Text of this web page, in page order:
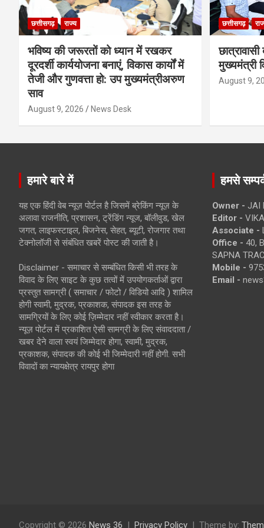
छत्तीसगढ़ राज्य
भविष्य की जरूरतों को ध्यान में रखकर
दूरदर्शी कार्ययोजना बनाएं, विकास कार्यों में
तेजी और गुणवत्ता हो: उप मुख्यमंत्रीअरुण
साव
August 9, 2026 News Desk
छत्तीसगढ़
मुख्यमंत्री
August 9,
हमारे बारे में
यह एक हिंदी वेब न्यूज़ पोर्टल है जिसमें ब्रेकिंग न्यूज़ के
अलावा राजनीति, प्रशासन, ट्रेंडिंग न्यूज, बॉलीवुड, खेल
जगत, लाइफस्टाइल, बिजनेस, सेहत, ब्यूटी, रोजगार तथा
टेक्नोलॉजी से संबंधित खबरें पोस्ट की जाती है।
Disclaimer - समाचार से सम्बंधित किसी भी तरह के
विवाद के लिए साइट के कुछ तत्वों में उपयोगकर्ताओं द्वारा
प्रस्तुत सामग्री ( समाचार / फोटो / विडियो आदि ) शामिल
होगी स्वामी, मुद्रक, प्रकाशक, संपादक इस तरह के
सामग्रियों के लिए कोई ज़िम्मेदार नहीं स्वीकार करता है।
न्यूज़ पोर्टल में प्रकाशित ऐसी सामग्री के लिए संवाददाता /
खबर देने वाला स्वयं जिम्मेदार होगा, स्वामी, मुद्रक,
प्रकाशक, संपादक की कोई भी जिम्मेदारी नहीं होगी. सभी
विवादों का न्यायक्षेत्र रायपुर होगा
हमसे
Owner - JAI
Editor -
Associate -
Office - 40,
SAPNA
Mobile -
Email -
Copyright © 2026 News 36 Privacy Policy Theme by: